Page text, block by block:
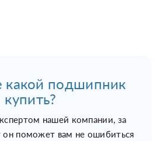
какой подшипник
купить?
нашей компании, за
он поможет вам не ошибиться